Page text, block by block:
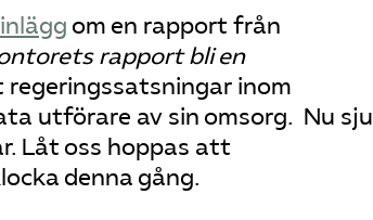
om en rapport från
rapport bli en
inom
utförare av sin omsorg. Nu sju
Låt oss hoppas att
denna gång.